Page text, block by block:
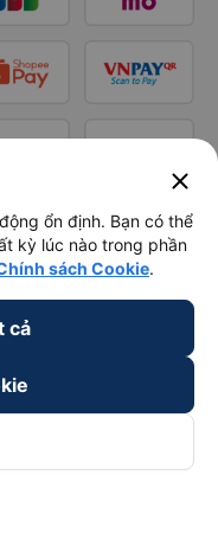
close
ổn định. Bạn có thể
kỳ lúc nào trong phần
sách Cookie.
cả